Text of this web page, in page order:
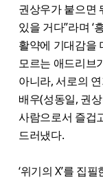
권상우가 붙으면
있을 거다”라며 ‘
활약에 기대감을
모르는 애드리브
아니라, 서로의
배우(성동일, 권
사람으로서 즐겁
드러냈다.
‘위기의 X’를 집